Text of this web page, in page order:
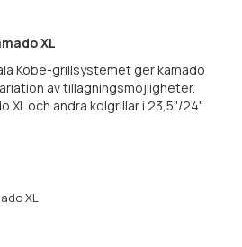
XL
Kobe-grillsystemet ger kamado
av tillagningsmöjligheter.
XL och andra kolgrillar i 23,5"/24"
XL